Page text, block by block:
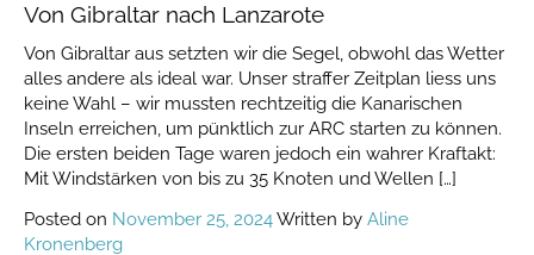
Von Gibraltar nach Lanzarote
Von Gibraltar aus setzten wir die Segel, obwohl das Wetter
alles andere als ideal war. Unser straffer Zeitplan liess uns
keine Wahl – wir mussten rechtzeitig die Kanarischen
Inseln erreichen, um pünktlich zur ARC starten zu können.
Die ersten beiden Tage waren jedoch ein wahrer Kraftakt:
Mit Windstärken von bis zu 35 Knoten und Wellen […]
Posted on November 25, 2024Written by Aline
Kronenberg